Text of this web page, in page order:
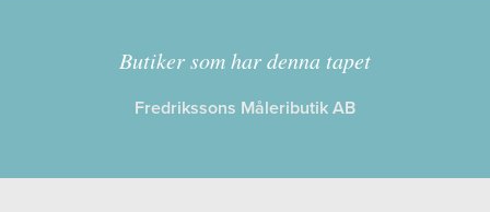
Kollektion:
MOOMIN
Information
Butiker som har denna tapet
Fredrikssons Måleributik AB